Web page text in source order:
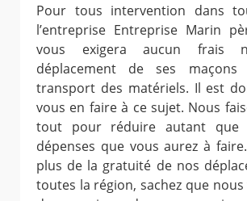
Pour tous intervention dans
l’entreprise Entreprise Marin
vous exigera aucun frais
déplacement de ses
transport des matériels. Il est
vous en faire à ce sujet. Nous
tout pour réduire autant que
dépenses que vous aurez à
plus de la gratuité de nos
toutes la région, sachez que